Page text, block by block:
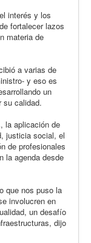
interés y los
fortalecer lazos
materia de
a varias de
y eso es
un
su calidad.
la aplicación de
justicia social, el
de profesionales
la agenda desde
que nos puso la
involucren en
un desafío
dijo